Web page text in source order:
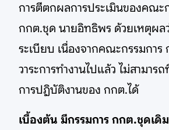
การตีตกผลการประเมินของคณะ
กกต.ชุด นายอิทธิพร ด้วยเหตุผล
ระเบียบ เนื่องจากคณะกรรมกา
วาระการทำงานไปแล้ว ไม่สามาร
การปฏิบัติงานของ กกต.ได้
เบื้องต้น มีกรรมการ กกต.ชุดเดิ